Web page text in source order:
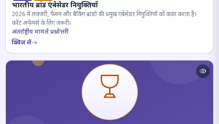
भारतीय ब्रांड एंबेसेडर नियुक्तियाँ
2026 में लक्जरी, फैशन और बैंकिंग ब्रांडों की प्रमुख एंबेसेडर नियुक्तियों को कवर करता है।
करेंट अफेयर्स के लिए जरूरी।
अंतर्राष्ट्रीय मामले प्रश्नोत्तरी
क्विज़ लें